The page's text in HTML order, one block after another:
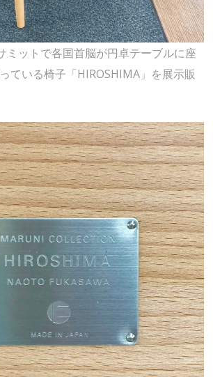
ミットで各国首脳が円卓テーブルに座
ている椅子「HIROSHIMA」を展示販